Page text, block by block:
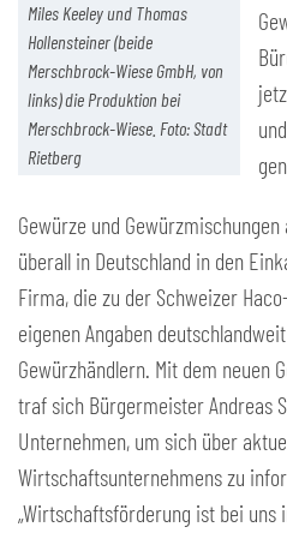
Miles Keeley und Thomas
Hollensteiner (beide
Merschbrock-Wiese GmbH, von
links) die Produktion bei
Merschbrock-Wiese. Foto: Stadt
Rietberg
Gewürze und
überall in Deutschland in den
Firma, die zu der Schweizer
eigenen Angaben
Gewürzhändlern. Mit dem neuen
traf sich Bürgermeister Andreas
Unternehmen, um sich über
Wirtschaftsunternehmens zu
„Wirtschaftsförderung ist bei uns